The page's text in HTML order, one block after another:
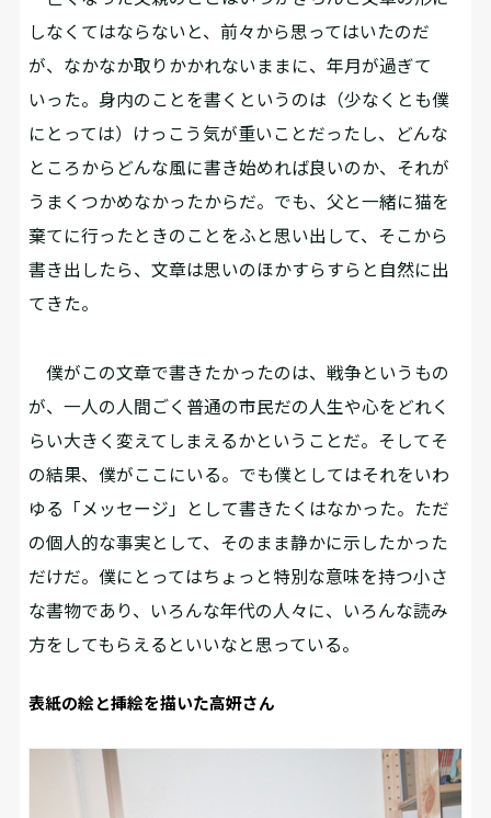
しなくてはならないと、前々から思ってはいたのだ
が、なかなか取りかかれないままに、年月が過ぎて
いった。身内のことを書くというのは（少なくとも僕
にとっては）けっこう気が重いことだったし、どんな
ところからどんな風に書き始めれば良いのか、それが
うまくつかめなかったからだ。でも、父と一緒に猫を
棄てに行ったときのことをふと思い出して、そこから
書き出したら、文章は思いのほかすらすらと自然に出
てきた。
僕がこの文章で書きたかったのは、戦争というもの
が、一人の人間――ごく普通の市民だ――の人生や心をどれく
らい大きく変えてしまえるかということだ。そしてそ
の結果、僕がここにいる。でも僕としてはそれをいわ
ゆる「メッセージ」として書きたくはなかった。ただ
の個人的な事実として、そのまま静かに示したかった
だけだ。僕にとってはちょっと特別な意味を持つ小さ
な書物であり、いろんな年代の人々に、いろんな読み
方をしてもらえるといいなと思っている。
表紙の絵と挿絵を描いた高妍さん